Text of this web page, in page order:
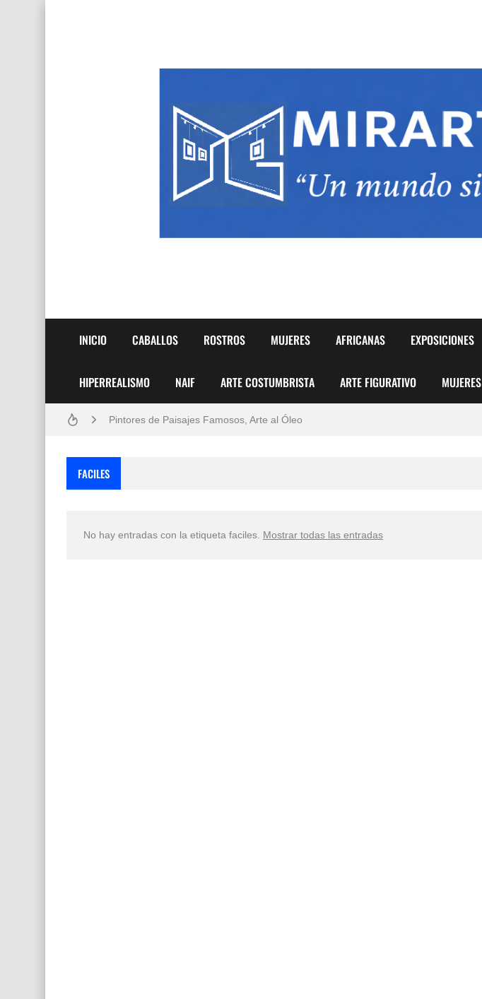
INICIO CABALLOS ROSTROS MUJERES AFRICANAS EXPOSICIONES
HIPERREALISMO NAIF ARTE COSTUMBRISTA ARTE FIGURATIVO MUJERES
Frutas y Flores Para Colorear Imágenes
Pintores de Paisajes Famosos, Arte al Óleo
FACILES
No hay entradas con la etiqueta faciles Mostrar todas las entradas